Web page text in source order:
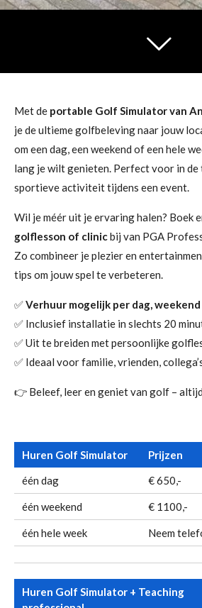
Met de portable Golf Simulator van
je de ultieme golfbeleving naar jouw
om een dag, een weekend of een hele
lang je wilt genieten. Perfect voor in
sportieve activiteit tijdens een event.
Wil je méér uit je ervaring halen? Boek
golflesson of clinicbij van PGA
Zo combineer je plezier en
tips om jouw spel te verbeteren.
✅Verhuur mogelijk per dag,
✅ Inclusief installatie in slechts 20
✅ Uit te breiden met persoonlijke
✅ Ideaal voor familie, vrienden,
👉 Beleef, leer en geniet van golf –
Huren Golf Simulator
Prijzen
één dag
€ 650,-
één weekend € 1100,-
één hele week Neem
Huren Golf Simulator + Teaching